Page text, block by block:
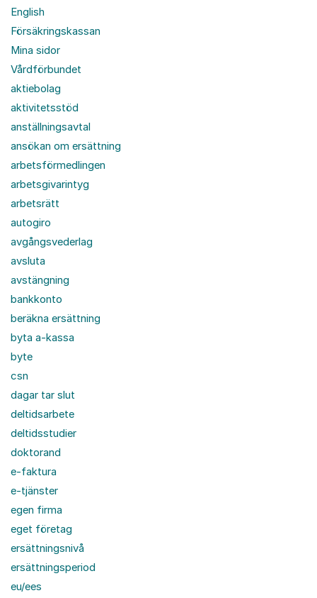
English
Försäkringskassan
Mina sidor
Vårdförbundet
aktiebolag
aktivitetsstöd
anställningsavtal
ansökan om ersättning
arbetsförmedlingen
arbetsgivarintyg
arbetsrätt
autogiro
avgångsvederlag
avsluta
avstängning
bankkonto
beräkna ersättning
byta a-kassa
byte
csn
dagar tar slut
deltidsarbete
deltidsstudier
doktorand
e-faktura
e-tjänster
egen firma
eget företag
ersättningsnivå
ersättningsperiod
eu/ees